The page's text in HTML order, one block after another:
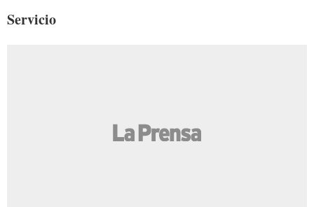
Servicio